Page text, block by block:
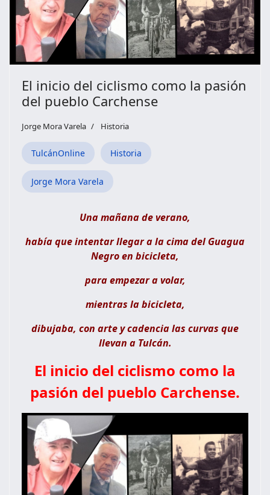
El inicio del ciclismo como la pasión
del pueblo Carchense
Jorge Mora Varela Historia
TulcánOnline Historia
Jorge Mora Varela
Una mañana de verano,
había que intentar llegar a la cima del Guagua
Negro en bicicleta,
para empezar a volar,
mientras la bicicleta,
dibujaba, con arte y cadencia las curvas que
llevan a Tulcán.
El inicio del ciclismo como la
pasión del pueblo Carchense.